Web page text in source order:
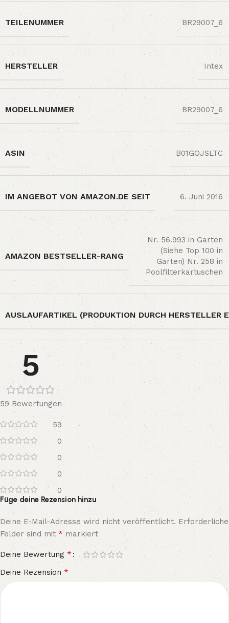
TEILENUMMER ‎BR29007_6
HERSTELLER ‎Intex
MODELLNUMMER ‎BR29007_6
ASIN ‎B01GOJSLTC
IM ANGEBOT VON AMAZON.DE SEIT 6. Juni 2016
AMAZON BESTSELLER-RANG
Nr. 56.993 in Garten
(Siehe Top 100 in
Garten) Nr. 258 in
Poolfilterkartuschen
AUSLAUFARTIKEL (PRODUKTION DURCH HERSTELLER
5
59 Bewertungen
59
0
0
0
0
Füge deine Rezension hinzu
Deine E-Mail-Adresse wird nicht veröffentlicht. Erforderliche
Felder sind mit * markiert
Deine Bewertung *
Deine Rezension *